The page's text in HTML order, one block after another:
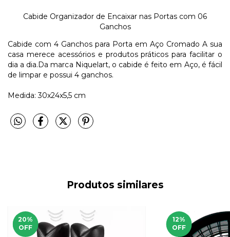
Cabide Organizador de Encaixar nas Portas com 06
Ganchos
Cabide com 4 Ganchos para Porta em Aço Cromado A sua
casa merece acessórios e produtos práticos para facilitar o
dia a dia.Da marca Niquelart, o cabide é feito em Aço, é fácil
de limpar e possui 4 ganchos.
Medida: 30x24x5,5 cm
Produtos similares
20%
OFF
12%
OFF